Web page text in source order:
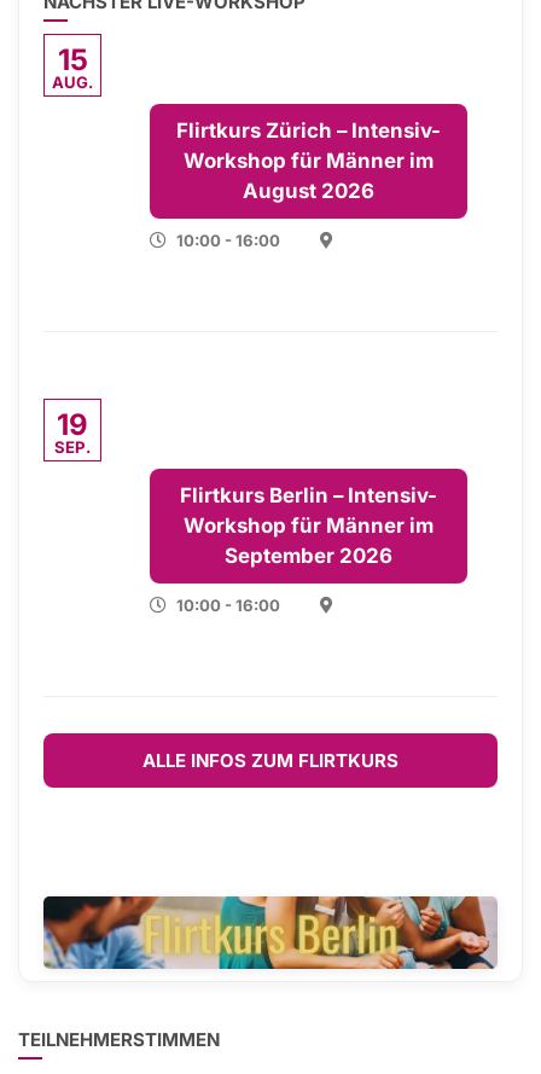
15
AUG.
Flirtkurs Zürich – Intensiv-
Workshop für Männer im
August 2026
10:00 - 16:00
19
SEP.
Flirtkurs Berlin – Intensiv-
Workshop für Männer im
September 2026
10:00 - 16:00
ALLE INFOS ZUM FLIRTKURS
TEILNEHMERSTIMMEN